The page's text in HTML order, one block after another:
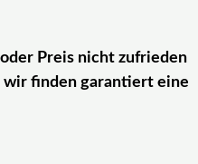
Preis nicht zufrieden
wir finden garantiert eine